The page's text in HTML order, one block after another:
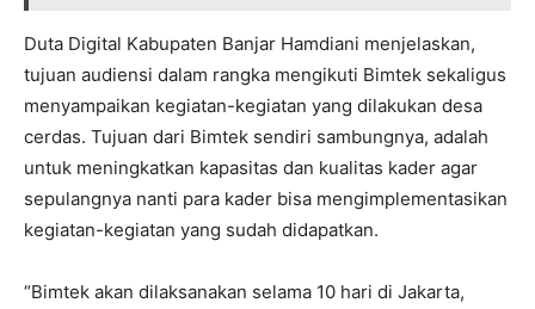
Duta Digital Kabupaten Banjar Hamdiani menjelaskan,
tujuan audiensi dalam rangka mengikuti Bimtek sekaligus
menyampaikan kegiatan-kegiatan yang dilakukan desa
cerdas. Tujuan dari Bimtek sendiri sambungnya, adalah
untuk meningkatkan kapasitas dan kualitas kader agar
sepulangnya nanti para kader bisa mengimplementasikan
kegiatan-kegiatan yang sudah didapatkan.
“Bimtek akan dilaksanakan selama 10 hari di Jakarta,